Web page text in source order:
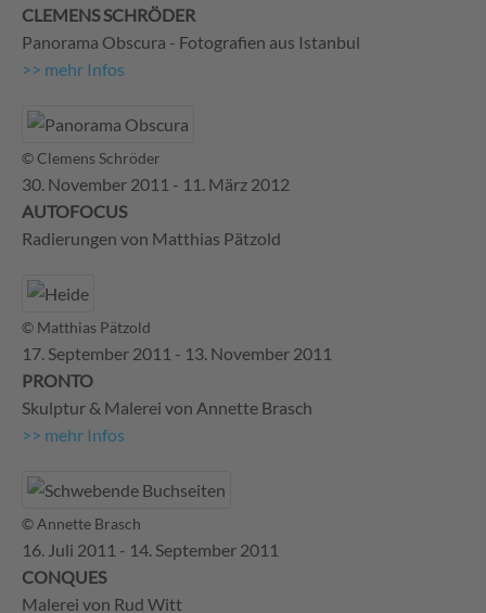
CLEMENS SCHRÖDER
Panorama Obscura - Fotografien aus Istanbul
>> mehr Infos
© Clemens Schröder
30. November 2011 - 11. März 2012
AUTOFOCUS
Radierungen von Matthias Pätzold
© Matthias Pätzold
17. September 2011 - 13. November 2011
PRONTO
Skulptur & Malerei von Annette Brasch
>> mehr Infos
© Annette Brasch
16. Juli 2011 - 14. September 2011
CONQUES
Malerei von Rud Witt